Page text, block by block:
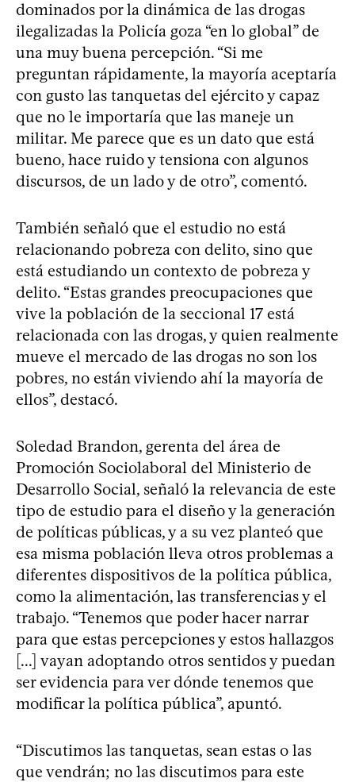
dominados por la dinámica de las drogas
ilegalizadas la Policía goza “en lo global” de
una muy buena percepción. “Si me
preguntan rápidamente, la mayoría aceptaría
con gusto las tanquetas del ejército y capaz
que no le importaría que las maneje un
militar. Me parece que es un dato que está
bueno, hace ruido y tensiona con algunos
discursos, de un lado y de otro”, comentó.
También señaló que el estudio no está
relacionando pobreza con delito, sino que
está estudiando un contexto de pobreza y
delito. “Estas grandes preocupaciones que
vive la población de la seccional 17 está
relacionada con las drogas, y quien realmente
mueve el mercado de las drogas no son los
pobres, no están viviendo ahí la mayoría de
ellos”, destacó.
Soledad Brandon, gerenta del área de
Promoción Sociolaboral del Ministerio de
Desarrollo Social, señaló la relevancia de este
tipo de estudio para el diseño y la generación
de políticas públicas, y a su vez planteó que
esa misma población lleva otros problemas a
diferentes dispositivos de la política pública,
como la alimentación, las transferencias y el
trabajo. “Tenemos que poder hacer narrar
para que estas percepciones y estos hallazgos
[...] vayan adoptando otros sentidos y puedan
ser evidencia para ver dónde tenemos que
modificar la política pública”, apuntó.
“Discutimos las tanquetas, sean estas o las
que vendrán; no las discutimos para este